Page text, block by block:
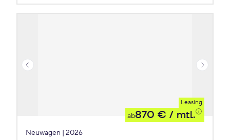
Leasing
ab870 € / mtl.
Neuwagen | 2026